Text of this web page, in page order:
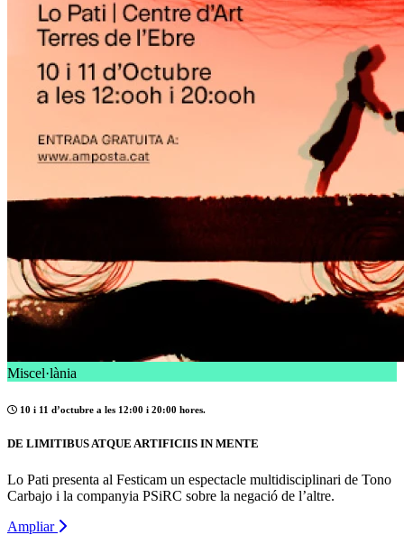
Miscel·lània
10 i 11 d’octubre a les 12:00 i 20:00 hores.
DE LIMITIBUS ATQUE ARTIFICIIS IN MENTE
Lo Pati presenta al Festicam un espectacle multidisciplinari de Tono
Carbajo i la companyia PSiRC sobre la negació de l’altre.
Ampliar